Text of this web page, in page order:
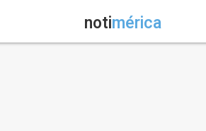
notimérica